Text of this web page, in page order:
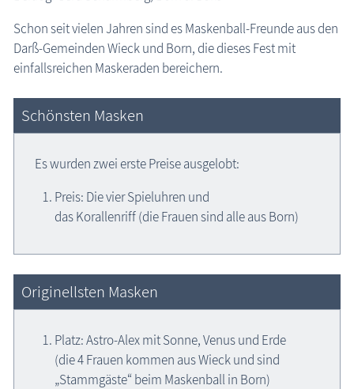
Schon seit vielen Jahren sind es Maskenball-Freunde aus den
Darß-Gemeinden Wieck und Born, die dieses Fest mit
einfallsreichen Maskeraden bereichern.
Schönsten Masken
Es wurden zwei erste Preise ausgelobt:
Preis: Die vier Spieluhren und
das Korallenriff (die Frauen sind alle aus Born)
Originellsten Masken
Platz: Astro-Alex mit Sonne, Venus und Erde
(die 4 Frauen kommen aus Wieck und sind
„Stammgäste“ beim Maskenball in Born)